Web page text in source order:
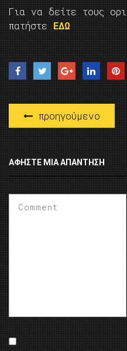
Για να δείτε τους
πατήστε ΕΔΩ
προηγούμενο
ΑΦΉΣΤΕ ΜΙΑ ΑΠΆΝΤΗΣΗ